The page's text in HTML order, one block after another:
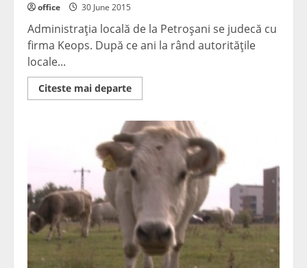
office 30 June 2015
Administraţia locală de la Petroşani se judecă cu
firma Keops. După ce ani la rând autorităţile
locale...
Citeste mai departeRead
more
Petroşani
şi
Keops
se
duelează
în
instanţă